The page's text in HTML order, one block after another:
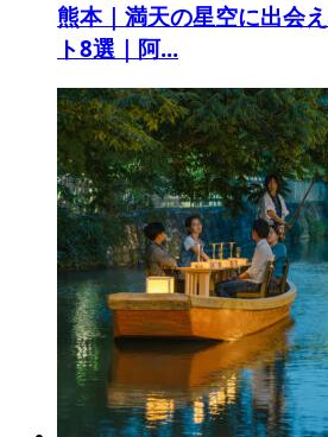
熊本｜満天の星空に出会
ト8選｜阿...